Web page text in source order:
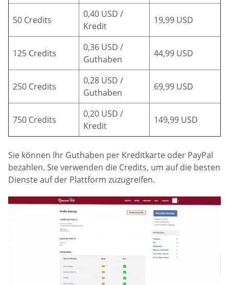
50 Credits
0,40 USD /
Kredit
19,99 USD
125 Credits
0,36 USD /
Guthaben
44,99 USD
250 Credits
0,28 USD /
Guthaben
69,99 USD
750 Credits
0,20 USD /
Kredit
149,99 USD
Sie können Ihr Guthaben per Kreditkarte oder PayPal
bezahlen. Sie verwenden die Credits, um auf die besten
Dienste auf der Plattform zuzugreifen.